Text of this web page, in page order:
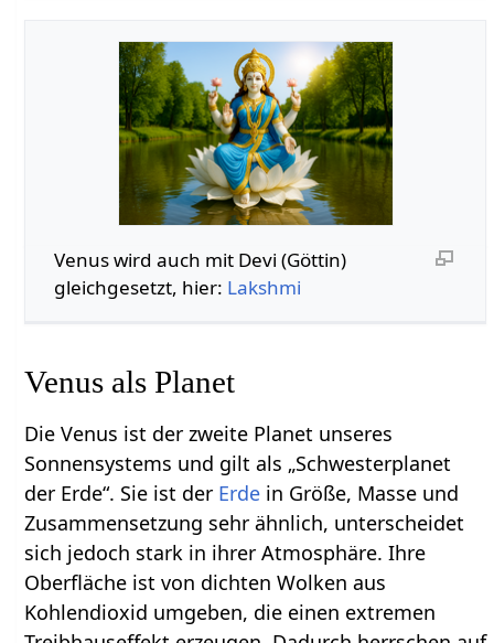
Venus wird auch mit Devi (Göttin)
gleichgesetzt, hier: Lakshmi
Venus als Planet
Die Venus ist der zweite Planet unseres
Sonnensystems und gilt als „Schwesterplanet
der Erde“. Sie ist der Erde in Größe, Masse und
Zusammensetzung sehr ähnlich, unterscheidet
sich jedoch stark in ihrer Atmosphäre. Ihre
Oberfläche ist von dichten Wolken aus
Kohlendioxid umgeben, die einen extremen